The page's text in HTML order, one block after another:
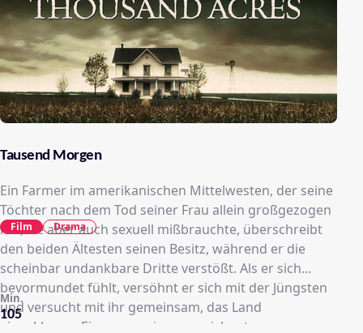
Tausend Morgen
Ein Farmer im amerikanischen Mittelwesten, der seine
Töchter nach dem Tod seiner Frau allein großgezogen
hat, sie aber auch sexuell mißbrauchte, überschreibt
den beiden Ältesten seinen Besitz, während er die
scheinbar undankbare Dritte verstößt. Als er sich
bevormundet fühlt, versöhnt er sich mit der Jüngsten
und versucht mit ihr gemeinsam, das Land
einzuklagen. Ein von zwei ausgezeichneten
105
Min.
Film Drama